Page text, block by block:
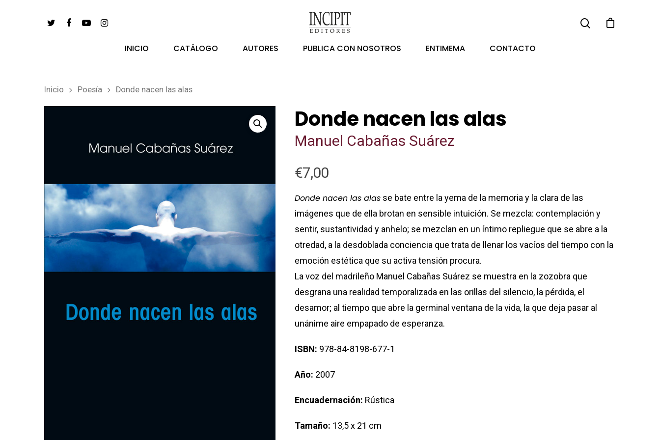
INICIO CATÁLOGO AUTORES PUBLICA CON NOSOTROS ENTIMEMA CONTACTO
Inicio Poesía Donde nacen las alas
Donde nacen las alas
Manuel Cabañas Suárez
€7,00
Donde nacen las alasse bate entre la yema de la memoria y la clara de las
imágenes que de ella brotan en sensible intuición. Se mezcla: contemplación y
sentir, sustantividad y anhelo; se mezclan en un íntimo repliegue que se abre a la
otredad, a la desdoblada conciencia que trata de llenar los vacíos del tiempo con la
emoción estética que su activa tensión procura.
La voz del madrileño Manuel Cabañas Suárez se muestra en la zozobra que
desgrana una realidad temporalizada en las orillas del silencio, la pérdida, el
desamor; al tiempo que abre la germinal ventana de la vida, la que deja pasar al
unánime aire empapado de esperanza.
ISBN: 978-84-8198-677-1
Año: 2007
Encuadernación: Rústica
Tamaño: 13,5 x 21 cm